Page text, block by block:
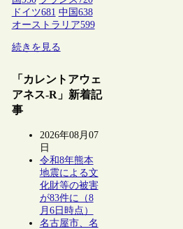
ドイツ681 中国 638
オーストラリア599
続きを見る
「カレントアウェ
アネス-R」新着記
事
2026年08月07
日
令和8年熊本
地震による文
化財等の被害
が83件に（8
月6日時点）
名古屋市、名